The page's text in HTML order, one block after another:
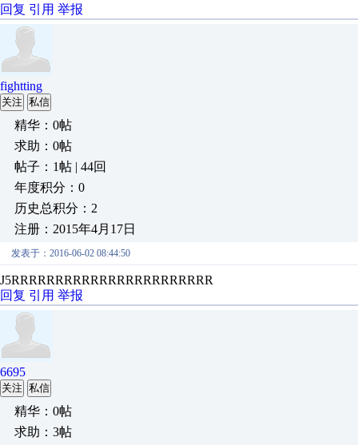
回复 引用 举报
fightting
关注 私信
精华：0帖
求助：0帖
帖子：1帖 | 44回
年度积分：0
历史总积分：2
注册：2015年4月17日
发表于：2016-06-02 08:44:50
J5RRRRRRRRRRRRRRRRRRRRRRR
回复 引用 举报
6695
关注 私信
精华：0帖
求助：3帖